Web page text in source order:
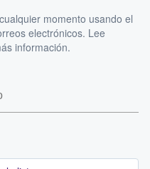
momento usando el
electrónicos. Lee
información.